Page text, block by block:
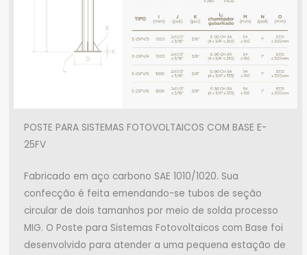
POSTE PARA SISTEMAS FOTOVOLTAICOS COM BASE E-
25FV
Fabricado em aço carbono SAE 1010/1020. Sua
confecção é feita emendando-se tubos de seção
circular de dois tamanhos por meio de solda processo
MIG. O Poste para Sistemas Fotovoltaicos com Base foi
desenvolvido para atender a uma pequena estação de